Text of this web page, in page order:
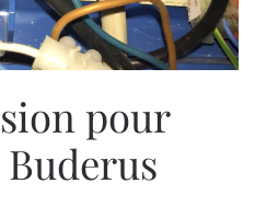
pour